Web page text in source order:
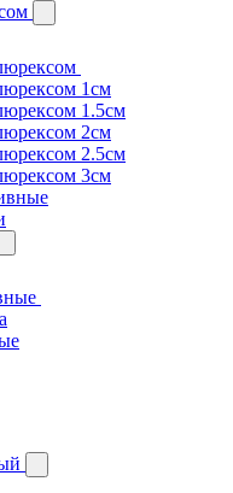
1см
1.5см
2см
2.5см
3см